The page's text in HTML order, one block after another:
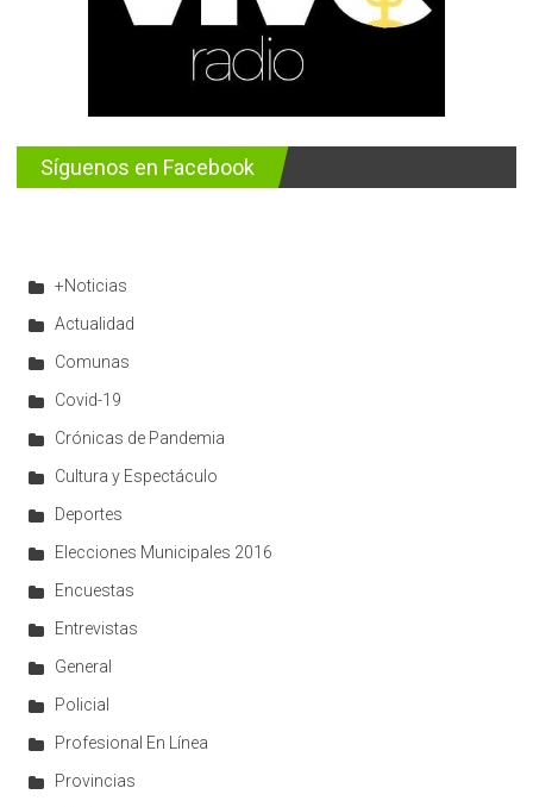
Síguenos en Facebook
+Noticias
Actualidad
Comunas
Covid-19
Crónicas de Pandemia
Cultura y Espectáculo
Deportes
Elecciones Municipales 2016
Encuestas
Entrevistas
General
Policial
Profesional En Línea
Provincias